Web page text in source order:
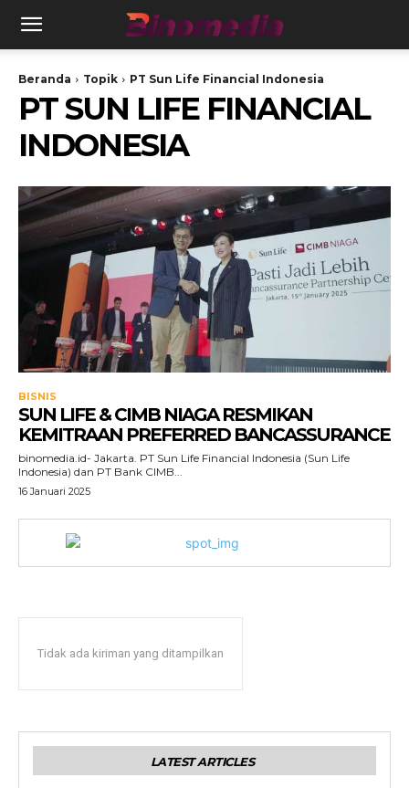
Beranda Topik PT Sun Life Financial Indonesia
PT SUN LIFE FINANCIAL
INDONESIA
BISNIS
SUN LIFE & CIMB NIAGA RESMIKAN
KEMITRAAN PREFERRED BANCASSURANCE
binomedia.id- Jakarta. PT Sun Life Financial Indonesia (Sun Life
Indonesia) dan PT Bank CIMB...
16 Januari 2025
Tidak ada kiriman yang ditampilkan
LATEST ARTICLES